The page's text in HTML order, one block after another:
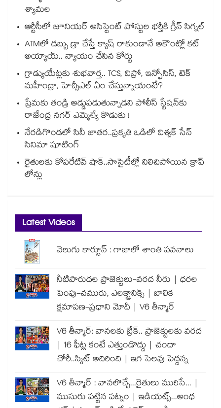
శ్యామల
ఆర్టీసీలో జూనియర్ అసిస్టెంట్‌‌ పోస్టుల భర్తీకి గ్రీన్‌‌ సిగ్నల్
ATMలో డబ్బు డ్రా చేస్తే క్యాష్ రాకుండానే అకౌంట్లో కట్
అయ్యాయ్.. న్యాయం చేసిన కోర్టు
గ్రాడ్యుయేట్లకు శుభవార్త.. TCS, విప్రో, ఇన్ఫోసిస్, టెక్
మహీంద్రా, హెచ్సీఎల్ ఏం చేస్తున్నాయంటే?
ప్రేమకు తండ్రి అడ్డుపడుతున్నాడని పోలీస్ స్టేషన్⁪కు
రాజేంద్ర నగర్ ఎమ్మెల్యే కొడుకు !
నేరడిగొండలో సినీ జాతర..ప్రకృతి ఒడిలో విశ్వక్ సేన్
సినిమా షూటింగ్
రైతులకు కోపరేటివ్ షాక్..సొసైటీల్లో నిలిచిపోయిన క్రాప్
లోన్లు
Latest Videos
వెలుగు కార్టూన్ : గాజాలో శాంతి పవనాలు
నీటిపారుదల ప్రాజెక్టులు-వరద నీరు | ధరల
పెంపు-చమురు, ఎలక్ట్రానిక్స్ | బాలిక
క్షమాపణ-ప్రధాని మోదీ | V6 తీన్మార్
V6 తీన్మార్: వానలకు బ్రేక్.. ప్రాజెక్టులకు వరద
| 16 ఫీట్ల కంటే ఎత్తుండొద్దు | చందా
చోరీ..స్కిట్ అదిరింది | ఇగ సెలవు పెద్దన్న
V6 తీన్మార్ : వానలొచ్చే...రైతులు మురిసే... |
ముసురు పట్టిన పట్నం | ఇడియట్స్...అంధ